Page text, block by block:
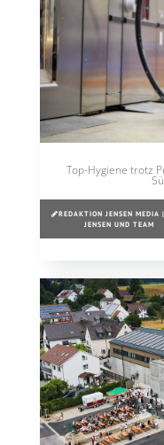
Top-Hygiene trotz
REDAKTION JENSEN MEDIA
JENSEN UND TEAM